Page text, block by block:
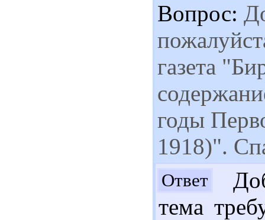
Вопрос:
газета
годы
1918)".
Ответ
тема